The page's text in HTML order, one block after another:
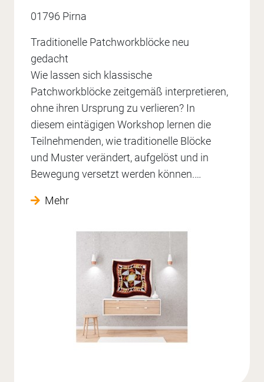
01796 Pirna
Traditionelle Patchworkblöcke neu
gedacht
Wie lassen sich klassische
Patchworkblöcke zeitgemäß interpretieren,
ohne ihren Ursprung zu verlieren? In
diesem eintägigen Workshop lernen die
Teilnehmenden, wie traditionelle Blöcke
und Muster verändert, aufgelöst und in
Bewegung versetzt werden können.…
Mehr